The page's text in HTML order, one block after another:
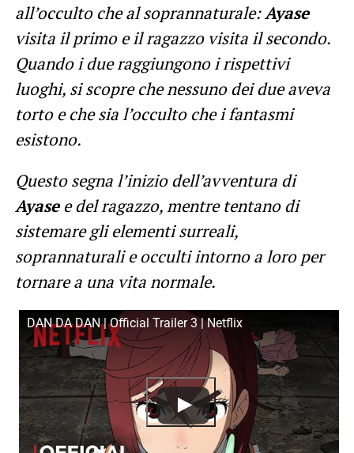
all’occulto che al soprannaturale:Ayase
visita il primo e il ragazzo visita il secondo.
Quando i due raggiungono i rispettivi
luoghi, si scopre che nessuno dei due aveva
torto e che sia l’occulto che i fantasmi
esistono.
Questo segna l’inizio dell’avventura di
Ayasee del ragazzo, mentre tentano di
sistemare gli elementi surreali,
soprannaturali e occulti intorno a loro per
tornare a una vita normale.
DAN DA DAN | Official Trailer 3 | Netflix